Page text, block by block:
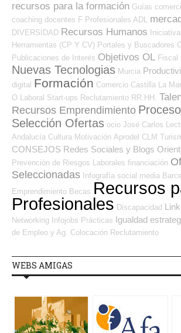
recursos para la formación Guías
coaching docentes F Profesionales ADL
DIVERSIDAD Recursos Humanos
Herramientas (CP Y CV) Portales y Buscadores
Publicaciones de Interés Objetivos OL Fiscal
Nuevas Tecnologias Murcia
digital Formación Comercio Castilla La
O.Laboral Start-ups Reclutamiento RR.HH.
Recursos Emprendimiento
Selección Ofertas ocio José Carlos
Andalucía Cultura Motivación Aprodel CLM
CONSEJOS Redes Sociales y Blogs
Prevención de Riesgos Laborales financiación
Seleccionadas Infografía social media
Emprendimiento Becas Recursos
Profesionales Discapacidad
Networking Infojobs Prácticas Igualdad
de Empleo y Ag. Colocación Reclutamiento
WEBS AMIGAS